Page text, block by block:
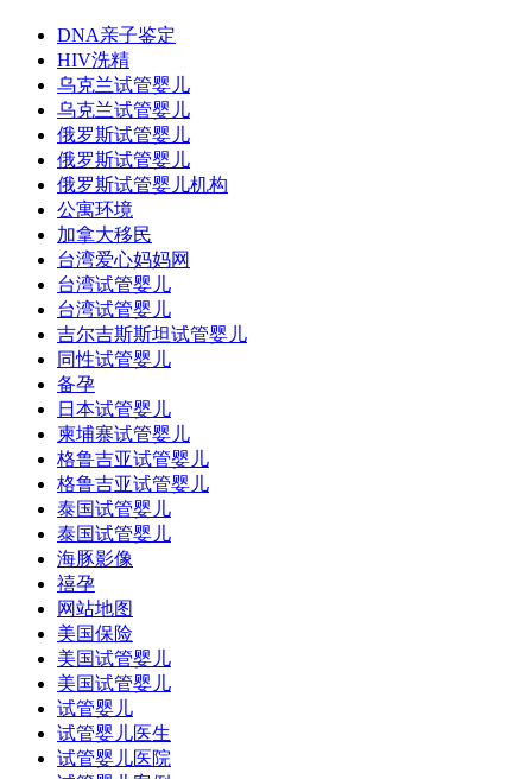
DNA亲子鉴定
HIV洗精
乌克兰试管婴儿
乌克兰试管婴儿
俄罗斯试管婴儿
俄罗斯试管婴儿
俄罗斯试管婴儿机构
公寓环境
加拿大移民
台湾爱心妈妈网
台湾试管婴儿
台湾试管婴儿
吉尔吉斯斯坦试管婴儿
同性试管婴儿
备孕
日本试管婴儿
柬埔寨试管婴儿
格鲁吉亚试管婴儿
格鲁吉亚试管婴儿
泰国试管婴儿
泰国试管婴儿
海豚影像
禧孕
网站地图
美国保险
美国试管婴儿
美国试管婴儿
试管婴儿
试管婴儿医生
试管婴儿医院